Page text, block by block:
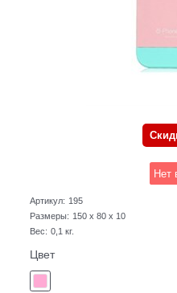
Нет
Артикул: 195
Размеры: 150 x 80 x 10
Вес: 0,1 кг.
Цвет